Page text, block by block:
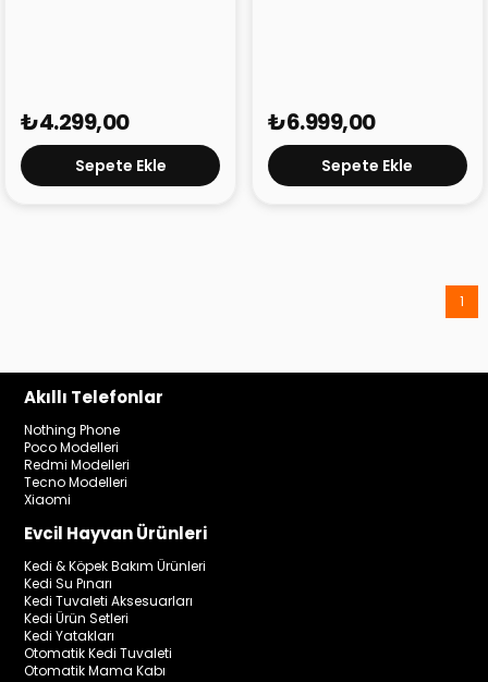
₺4.299,00
Sepete Ekle
₺6.999,00
Sepete Ekle
1
Akıllı Telefonlar
Nothing Phone
Poco Modelleri
Redmi Modelleri
Tecno Modelleri
Xiaomi
Evcil Hayvan Ürünleri
Kedi & Köpek Bakım Ürünleri
Kedi Su Pınarı
Kedi Tuvaleti Aksesuarları
Kedi Ürün Setleri
Kedi Yatakları
Otomatik Kedi Tuvaleti
Otomatik Mama Kabı